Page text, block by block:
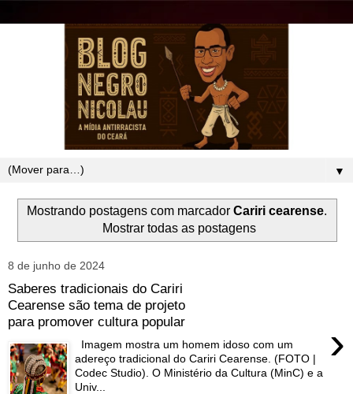
▼
Mostrando postagens com marcador Cariri cearense.
Mostrar todas as postagens
8 de junho de 2024
Saberes tradicionais do Cariri
Cearense são tema de projeto
para promover cultura popular
›
Imagem mostra um homem idoso com um
adereço tradicional do Cariri Cearense. (FOTO |
Codec Studio). O Ministério da Cultura (MinC) e a
Univ...